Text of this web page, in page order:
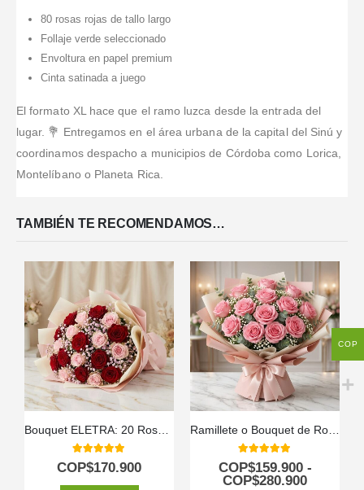
80 rosas rojas de tallo largo
Follaje verde seleccionado
Envoltura en papel premium
Cinta satinada a juego
El formato XL hace que el ramo luzca desde la entrada del
lugar. 💐 Entregamos en el área urbana de la capital del Sinú y
coordinamos despacho a municipios de Córdoba como Lorica,
Montelíbano o Planeta Rica.
TAMBIÉN TE RECOMENDAMOS…
5.00out of 5
COP$170.900 5.00out of 5
COP$159.900 -
COP$280.900
COP